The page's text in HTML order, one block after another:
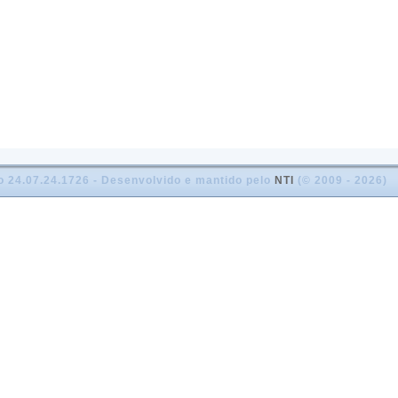
24.07.24.1726 - Desenvolvido e mantido pelo NTI (© 2009 - 2026)